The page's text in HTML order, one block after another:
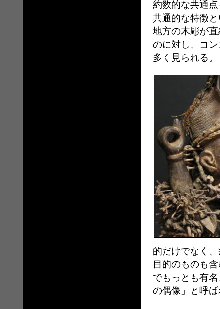
約数的な共通
共通的な特徴
地方の木彫が
のに対し、コ
多く見られる。
的だけでなく
目的のものも
でもっとも有
の偶像」と呼